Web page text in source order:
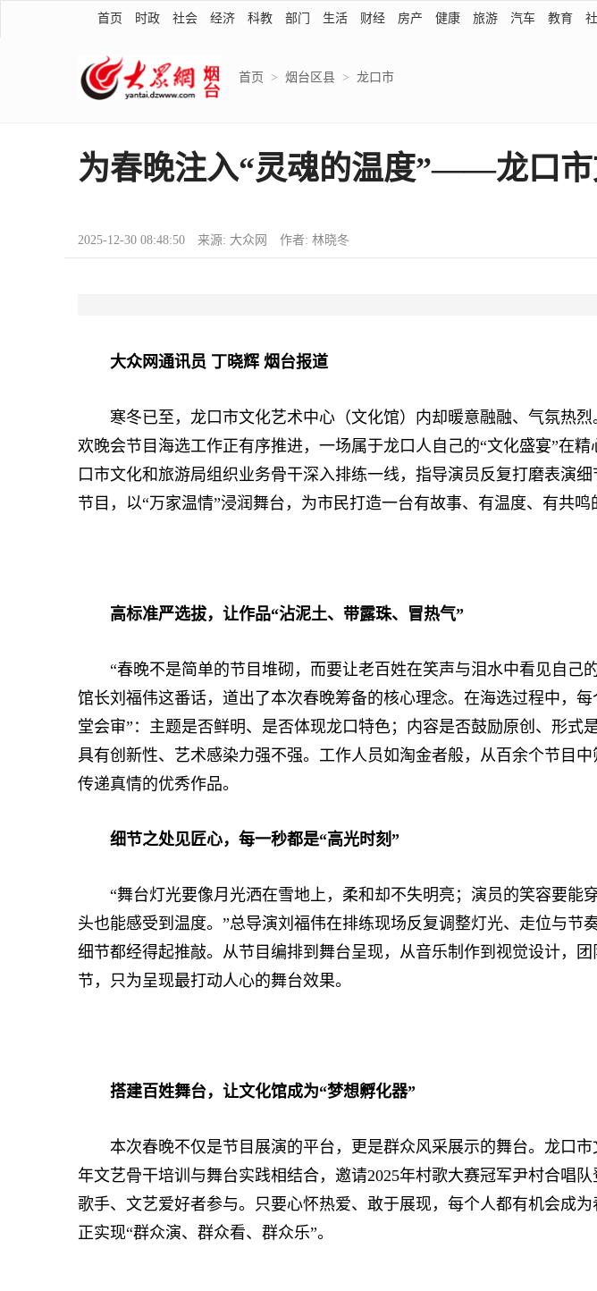
首页 时政 社会 经济 科教 部门 生活 财经 房产 健康 旅游 汽车 教育
首页 > 烟台区县 > 龙口市
为春晚注入“灵魂的温度”——龙口市
2025-12-30 08:48:50 来源: 大众网 作者: 林晓冬
大众网通讯员 丁晓辉 烟台报道
寒冬已至，龙口市文化艺术中心（文化馆）内却暖意融融、气氛热烈
欢晚会节目海选工作正有序推进，一场属于龙口人自己的“文化盛宴”在
口市文化和旅游局组织业务骨干深入排练一线，指导演员反复打磨表演
节目，以“万家温情”浸润舞台，为市民打造一台有故事、有温度、有共鸣
高标准严选拔，让作品“沾泥土、带露珠、冒热气”
“春晚不是简单的节目堆砌，而要让老百姓在笑声与泪水中看见自己
馆长刘福伟这番话，道出了本次春晚筹备的核心理念。在海选过程中，
堂会审”：主题是否鲜明、是否体现龙口特色；内容是否鼓励原创、形式
具有创新性、艺术感染力强不强。工作人员如淘金者般，从百余个节目中
传递真情的优秀作品。
细节之处见匠心，每一秒都是“高光时刻”
“舞台灯光要像月光洒在雪地上，柔和却不失明亮；演员的笑容要能
头也能感受到温度。”总导演刘福伟在排练现场反复调整灯光、走位与节
细节都经得起推敲。从节目编排到舞台呈现，从音乐制作到视觉设计，
节，只为呈现最打动人心的舞台效果。
搭建百姓舞台，让文化馆成为“梦想孵化器”
本次春晚不仅是节目展演的平台，更是群众风采展示的舞台。龙口市
年文艺骨干培训与舞台实践相结合，邀请2025年村歌大赛冠军尹村合唱
歌手、文艺爱好者参与。只要心怀热爱、敢于展现，每个人都有机会成
正实现“群众演、群众看、群众乐”。